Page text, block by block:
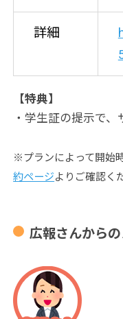
詳細
【特典】
・学生証の提示で
※プランによって開始
約ページよりご確認く
広報さんから